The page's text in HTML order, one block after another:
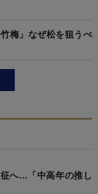
梅」なぜ松を狙うべ
へ…「中高年の推し